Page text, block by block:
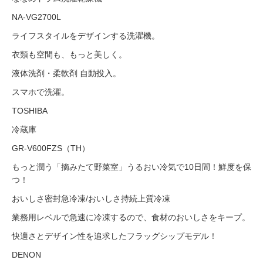
NA-VG2700L
ライフスタイルをデザインする洗濯機。
衣類も空間も、もっと美しく。
液体洗剤・柔軟剤 自動投入。
スマホで洗濯。
TOSHIBA
冷蔵庫
GR-V600FZS（TH）
もっと潤う「摘みたて野菜室」うるおい冷気で10日間！鮮度を保
つ！
おいしさ密封急冷凍/おいしさ持続上質冷凍
業務用レベルで急速に冷凍するので、食材のおいしさをキープ。
快適さとデザイン性を追求したフラッグシップモデル！
DENON